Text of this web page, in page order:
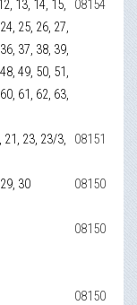
13, 14, 15,
25, 26, 27,
37, 38, 39,
49, 50, 51,
61, 62, 63,
08154
21, 23, 23/3,
08151
30 08150
08150
08150